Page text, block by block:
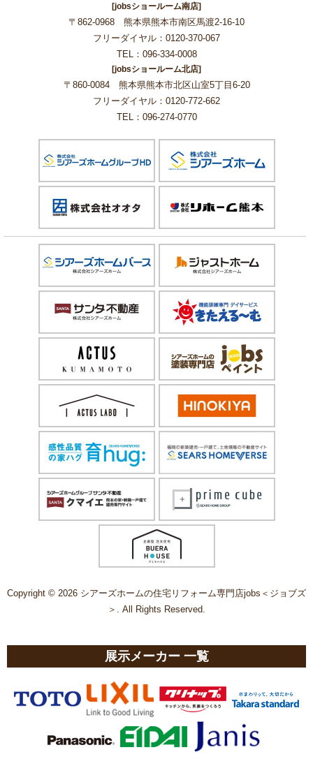
[jobsショールーム南店]
〒862-0968 熊本県熊本市南区馬渡2-16-10
フリーダイヤル：0120-370-067
TEL：096-334-0008
[jobsショールーム北店]
〒860-0084 熊本県熊本市北区山室5丁目6-20
フリーダイヤル：0120-772-662
TEL：096-274-0770
Copyright © 2026 シアーズホームの住宅リフォーム専門店jobs＜ジョブズ
＞. All Rights Reserved.
展示メーカー 一覧